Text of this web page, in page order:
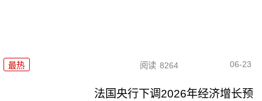
最热 阅读 8264 06-23
法国央行下调2026年经济增长预